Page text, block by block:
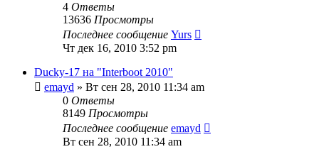
4 Ответы
13636 Просмотры
Последнее сообщение Yurs
Чт дек 16, 2010 3:52 pm
Ducky-17 на "Interboot 2010"
emayd » Вт сен 28, 2010 11:34 am
0 Ответы
8149 Просмотры
Последнее сообщение emayd
Вт сен 28, 2010 11:34 am